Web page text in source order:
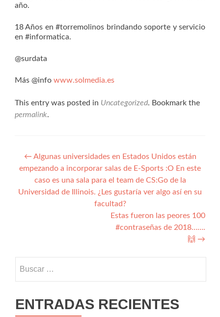
año.
18 Años en #torremolinos brindando soporte y servicio
en #informatica.
@surdata
Más @info www.solmedia.es
This entry was posted in Uncategorized. Bookmark the
permalink.
Navegación
de
entradas
← Algunas universidades en Estados Unidos están
empezando a incorporar salas de E-Sports :O En este
caso es una sala para el team de CS:Go de la
Universidad de Illinois. ¿Les gustaría ver algo así en su
facultad?
Estas fueron las peores 100
#contraseñas de 2018…….
🙌 →
ENTRADAS RECIENTES